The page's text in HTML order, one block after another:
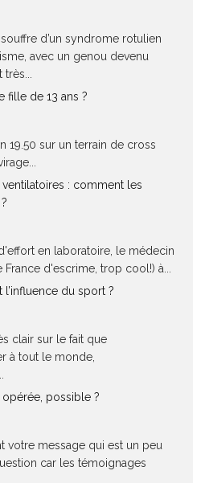
d’un syndrome rotulien
avec un genou devenu
fille de 13 ans ?
19.50 sur un terrain de cross
: comment les
en laboratoire, le médecin
d'escrime, trop cool!) à...
du sport ?
clair sur le fait que
à tout le monde,
possible ?
votre message qui est un peu
car les témoignages